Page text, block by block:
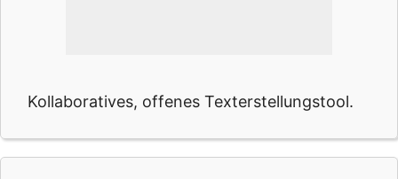
Kollaboratives, offenes Texterstellungstool.